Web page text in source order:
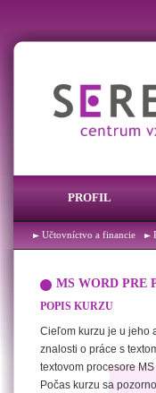
PROFIL
Účtovníctvo a financie
MS WORD PRE
POPIS KURZU
Cieľom kurzu je u jeho
znalosti o práce s
textovom procesore
Počas kurzu sa